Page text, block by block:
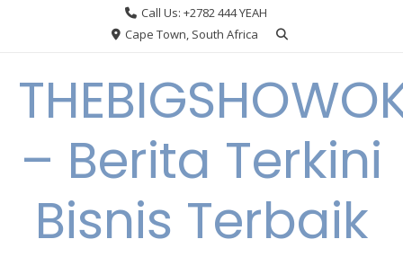
Call Us: +2782 444 YEAH
Cape Town, South Africa
– Berita Terkini
Bisnis Terbaik